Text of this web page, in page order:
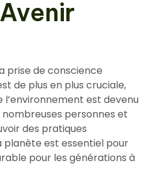
prise de conscience
de plus en plus cruciale,
est devenu
personnes et
des pratiques
planète est essentiel pour
pour les générations à